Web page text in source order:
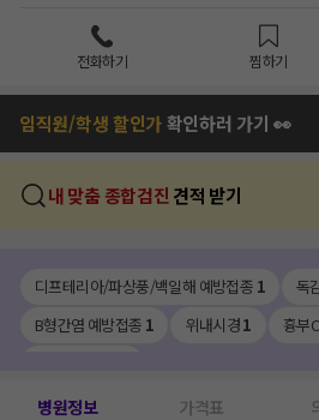
전화하기 찜하기
임직원/학생 할인가확인하러 가기 👀
내 맞춤 종합검진 견적 받기
디프테리아/파상풍/백일해 예방접종 1 독
B형간염 예방접종 1 위내시경1 흉부
병원정보 가격표